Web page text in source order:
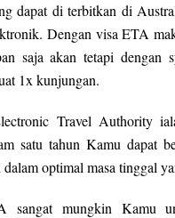
dapat di terbitkan di
Dengan visa ETA
saja akan tetapi dengan
1x kunjungan.
Travel Authority
satu tahun Kamu dapat
optimal masa tinggal
sangat mungkin Kamu